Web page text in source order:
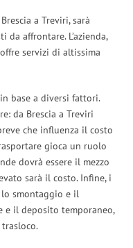
a Treviri, sarà
da affrontare. L’azienda,
servizi di altissima
base a diversi fattori.
da Brescia a Treviri
che influenza il costo
gioca un ruolo
dovrà essere il mezzo
sarà il costo. Infine, i
lo smontaggio e il
e il deposito temporaneo,